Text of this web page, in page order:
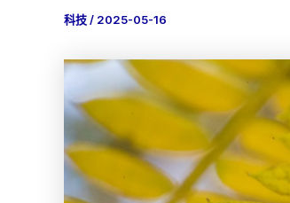
科技/ 2025-05-16